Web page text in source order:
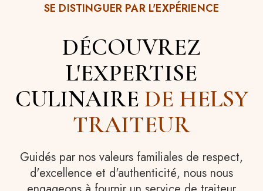
SE DISTINGUER PAR L'EXPÉRIENCE
DÉCOUVREZ
L'EXPERTISE
CULINAIRE DE HELSY
TRAITEUR
Guidés par nos valeurs familiales de respect,
d'excellence et d'authenticité, nous nous